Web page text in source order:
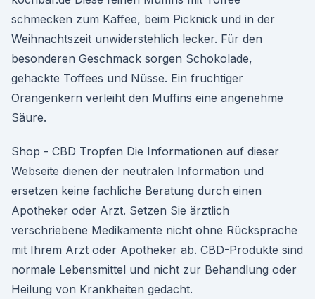
schmecken zum Kaffee, beim Picknick und in der
Weihnachtszeit unwiderstehlich lecker. Für den
besonderen Geschmack sorgen Schokolade,
gehackte Toffees und Nüsse. Ein fruchtiger
Orangenkern verleiht den Muffins eine angenehme
Säure.
Shop - CBD Tropfen Die Informationen auf dieser
Webseite dienen der neutralen Information und
ersetzen keine fachliche Beratung durch einen
Apotheker oder Arzt. Setzen Sie ärztlich
verschriebene Medikamente nicht ohne Rücksprache
mit Ihrem Arzt oder Apotheker ab. CBD-Produkte sind
normale Lebensmittel und nicht zur Behandlung oder
Heilung von Krankheiten gedacht.